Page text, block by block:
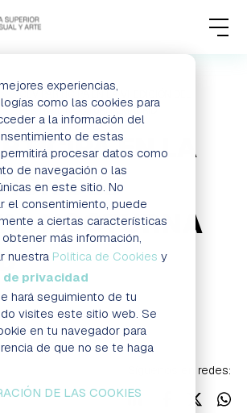
experiencias,
como las cookies para
a la información del
de estas
procesar datos como
de navegación o las
en este sitio. No
el consentimiento, puede
a ciertas características
más información,
nuestra Política de Cookies y
de privacidad
hará seguimiento de tu
visites este sitio web. Se
en tu navegador para
de que no se te haga
DE LAS COOKIES
MENU
VISITAR ESCUELA
EN LA
DEL
NOCTURNA
CEV PARTICIPA EN LA VII EDICIÓN DEL
FESTIVAL NOCTURNA MADRID
Madrid
Síguenos en redes: